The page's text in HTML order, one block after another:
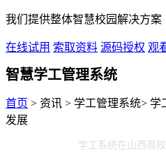
我们提供整体智慧校园解决方
在线试用 索取资料 源码授权 观
智慧学工管理系统
首页 > 资讯 > 学工管理系统>
发展
学工系统在山西高